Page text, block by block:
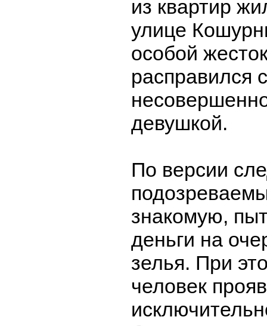
из квартир
улице
особой
расправился с
девушкой.
По версии
знакомую,
деньги на
зелья. При
человек